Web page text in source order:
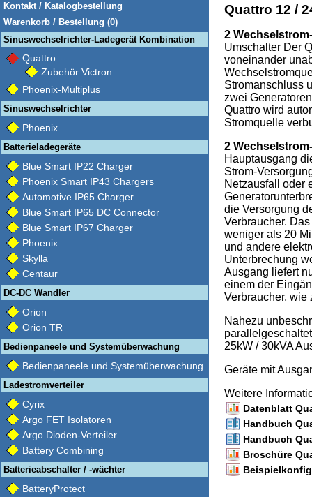
Kontakt / Katalogbestellung
Warenkorb / Bestellung (0)
Sinuswechselrichter-Ladegerät Kombination
Quattro
Zubehör Victron
Phoenix-Multiplus
Sinuswechselrichter
Phoenix
Batterieladegeräte
Blue Smart IP22 Charger
Phoenix Smart IP43 Chargers
Automotive IP65 Charger
Blue Smart IP65 DC Connector
Blue Smart IP67 Charger
Phoenix
Skylla
Centaur
DC-DC Wandler
Orion
Orion TR
Bedienpaneele und Systemüberwachung
Bedienpaneele und Systemüberwachung
Ladestromverteiler
Cyrix
Argo FET Isolatoren
Argo Dioden-Verteiler
Battery Combining
Batterieabschalter / -wächter
BatteryProtect
Quattro 12 /
2
Umschalter Der
voneinander
Stromanschluss
zwei
Quattro wird
Stromquelle
2
Hauptausgang
Strom-
Netzausfall oder
die Versorgung
Verbraucher.
weniger als 20
und andere
Unterbrechung
Ausgang liefert
einem der
Verbraucher, wie
Nahezu
25kW / 30kVA
Geräte mit
Weitere
Datenblatt
Handbuch
Handbuch
Broschüre